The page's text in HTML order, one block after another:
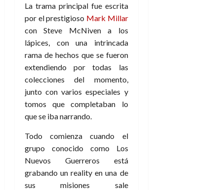
La trama principal fue escrita
por el prestigioso Mark Millar
con Steve McNiven a los
lápices, con una intrincada
rama de hechos que se fueron
extendiendo por todas las
colecciones del momento,
junto con varios especiales y
tomos que completaban lo
que se iba narrando.
Todo comienza cuando el
grupo conocido como Los
Nuevos Guerreros está
grabando un reality en una de
sus misiones sale